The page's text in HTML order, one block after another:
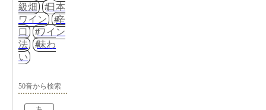
級畑
日本
ワイン
辛
口
ワイン
法
味わ
い
50音から検索